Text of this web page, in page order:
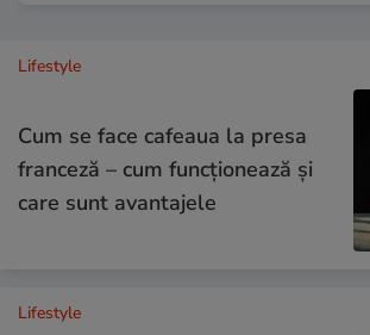
Lifestyle
Cum se face cafeaua la presa
franceză – cum funcționează și
care sunt avantajele
Lifestyle